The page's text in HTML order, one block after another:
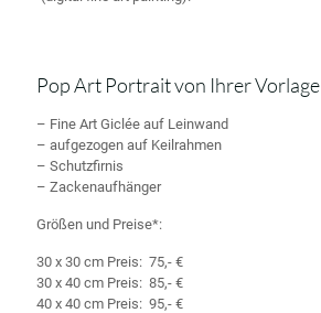
Pop Art Portrait von Ihrer Vorlage
– Fine Art Giclée auf Leinwand
– aufgezogen auf Keilrahmen
– Schutzfirnis
– Zackenaufhänger
Größen und Preise*:
30 x 30 cm Preis: 75,- €
30 x 40 cm Preis: 85,- €
40 x 40 cm Preis: 95,- €